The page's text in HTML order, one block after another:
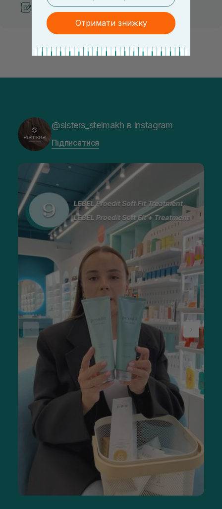
Рекомендації від косметологів
@sisters_stelmakh в Instagram
Підписатися
Отримати знижку